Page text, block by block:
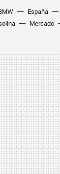
España
Mercado